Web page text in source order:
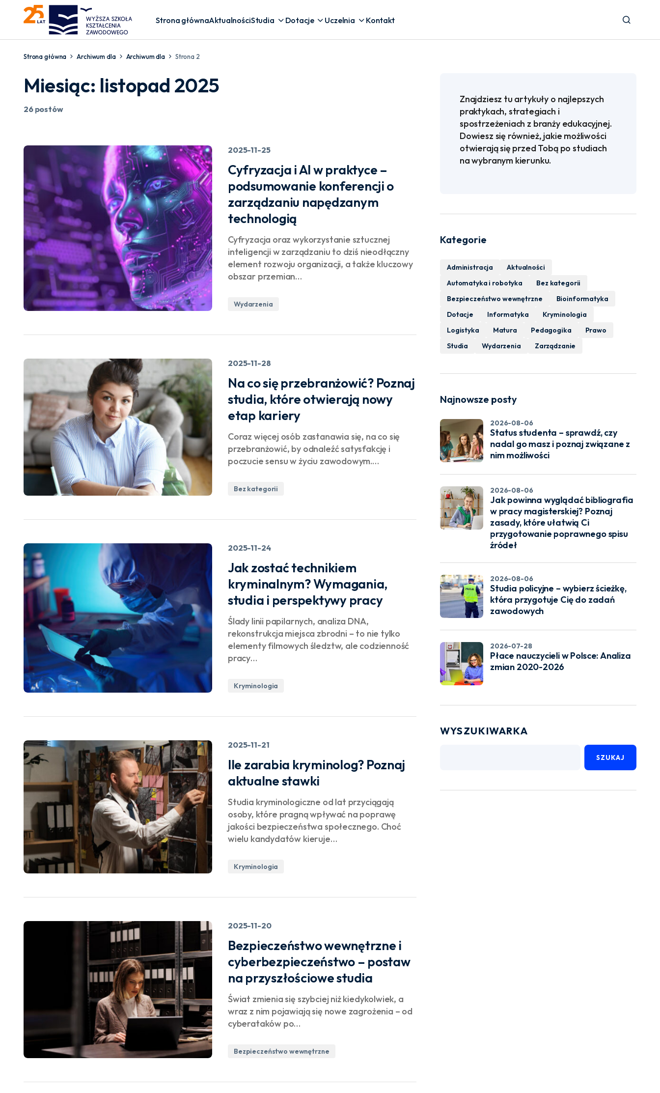
Strona głównaAktualnościStudia Dotacje Uczelnia Kontakt
Strona główna Archiwum dla Archiwum dla Strona 2
Miesiąc: listopad 2025
26 postów
2025-11-25
Cyfryzacja i AI w praktyce –
podsumowanie konferencji o
zarządzaniu napędzanym
technologią
Cyfryzacja oraz wykorzystanie sztucznej
inteligencji w zarządzaniu to dziś nieodłączny
element rozwoju organizacji, a także kluczowy
obszar przemian…
Wydarzenia
2025-11-28
Na co się przebranżowić? Poznaj
studia, które otwierają nowy
etap kariery
Coraz więcej osób zastanawia się, na co się
przebranżowić, by odnaleźć satysfakcję i
poczucie sensu w życiu zawodowym.…
Bez kategorii
2025-11-24
Jak zostać technikiem
kryminalnym? Wymagania,
studia i perspektywy pracy
Ślady linii papilarnych, analiza DNA,
rekonstrukcja miejsca zbrodni – to nie tylko
elementy filmowych śledztw, ale codzienność
pracy…
Kryminologia
2025-11-21
Ile zarabia kryminolog? Poznaj
aktualne stawki
Studia kryminologiczne od lat przyciągają
osoby, które pragną wpływać na poprawę
jakości bezpieczeństwa społecznego. Choć
wielu kandydatów kieruje…
Kryminologia
2025-11-20
Bezpieczeństwo wewnętrzne i
cyberbezpieczeństwo – postaw
na przyszłościowe studia
Świat zmienia się szybciej niż kiedykolwiek, a
wraz z nim pojawiają się nowe zagrożenia – od
cyberataków po…
Bezpieczeństwo wewnętrzne
Znajdziesz tu artykuły o najlepszych
praktykach, strategiach i
spostrzeżeniach z branży edukacyjnej.
Dowiesz się również, jakie możliwości
otwierają się przed Tobą po studiach
na wybranym kierunku.
Kategorie
Administracja
Aktualności
Automatyka i robotyka
Bez kategorii
Bezpieczeństwo wewnętrzne
Bioinformatyka
Dotacje
Informatyka
Kryminologia
Logistyka
Matura Pedagogika
Prawo
Studia
Wydarzenia Zarządzanie
Najnowsze posty
Status studenta – sprawdź, czy
nadal go masz i poznaj związane z
nim możliwości
2026-08-06
Jak powinna wyglądać bibliografia
w pracy magisterskiej? Poznaj
zasady, które ułatwią Ci
przygotowanie poprawnego spisu
źródeł
2026-08-06
Studia policyjne – wybierz ścieżkę,
która przygotuje Cię do zadań
zawodowych
2026-08-06
Płace nauczycieli w Polsce: Analiza
zmian 2020-2026
2026-07-28
WYSZUKIWARKA
SZUKAJ